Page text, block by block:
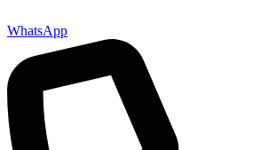
WhatsApp